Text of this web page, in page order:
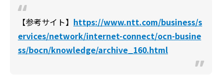
【参考サイト】 https://www.ntt.com/business/s
ervices/network/internet-connect/ocn-busine
ss/bocn/knowledge/archive_160.html